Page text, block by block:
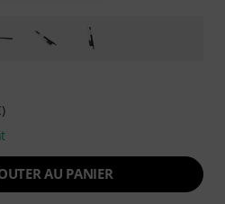
AU PANIER